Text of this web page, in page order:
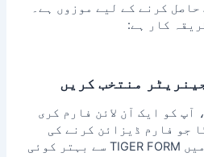
حاصل کرنے کے لیے موزوں ہے۔
آپ کو ایک آن لائن فارم کری
جو فارم ڈیزائن کرنے کی
سہولت بھی دے۔ ایسے میں TIGER FORM سے بہتر کوئی